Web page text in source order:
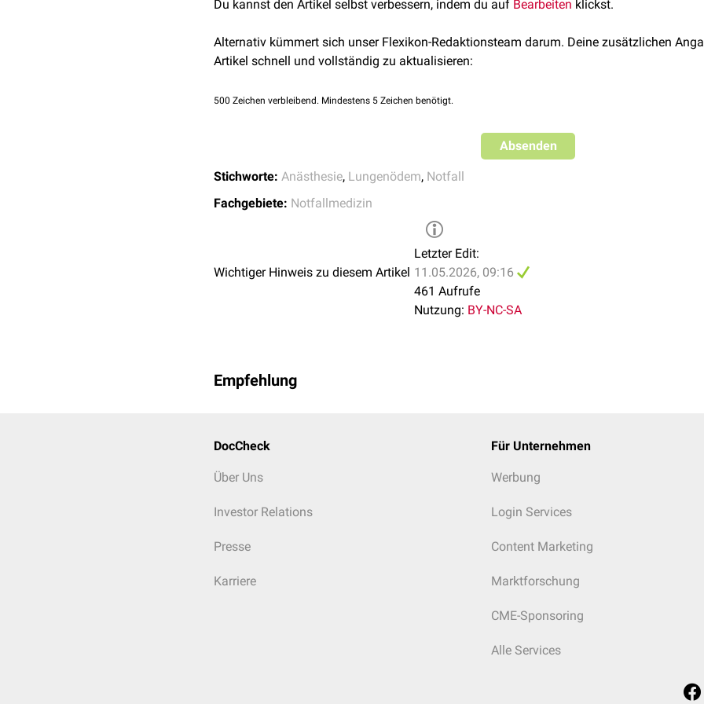
IntoxikationmitSympathomimetika
nach ausgebliebenerDialysebehandlung
Erregungszustände: zur Reduktion des Sympathikotonus werdenBenzodiazepine
Hypervolämie: bei Hypervolämie werdenDiuretikaeingesetzt. Der routinemäßige
umstritten, da pathophysiologisch primär ein Umverteilungsproblem und initial keine
Du kannst den Artikel selbst verbessern, indem du auf Bearbeiten klickst.
Alternativ kümmert sich unser Flexikon-Redaktionsteam darum. Deine zusätzlichen
Artikel schnell und vollständig zu aktualisieren:
500 Zeichen verbleibend. Mindestens 5 Zeichen benötigt.
Absenden
Stichworte: Anästhesie, Lungenödem, Notfall
Fachgebiete: Notfallmedizin
Wichtiger Hinweis zu diesem Artikel
Letzter Edit:
11.05.2026, 09:16
461 Aufrufe
Nutzung: BY-NC-SA
Empfehlung
DocCheck
Über Uns
Investor Relations
Presse
Karriere
Für Unternehmen
Werbung
Login Services
Content Marketing
Marktforschung
CME-Sponsoring
Alle Services